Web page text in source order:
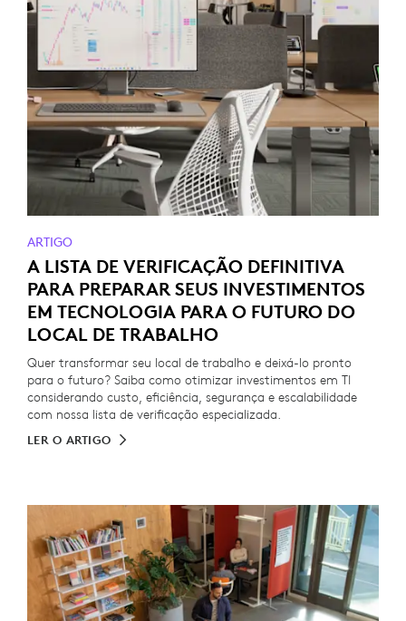
ARTIGO
A LISTA DE VERIFICAÇÃO DEFINITIVA
PARA PREPARAR SEUS INVESTIMENTOS
EM TECNOLOGIA PARA O FUTURO DO
LOCAL DE TRABALHO
Quer transformar seu local de trabalho e deixá-lo pronto
para o futuro? Saiba como otimizar investimentos em TI
considerando custo, eficiência, segurança e escalabilidade
com nossa lista de verificação especializada.
LER O ARTIGO